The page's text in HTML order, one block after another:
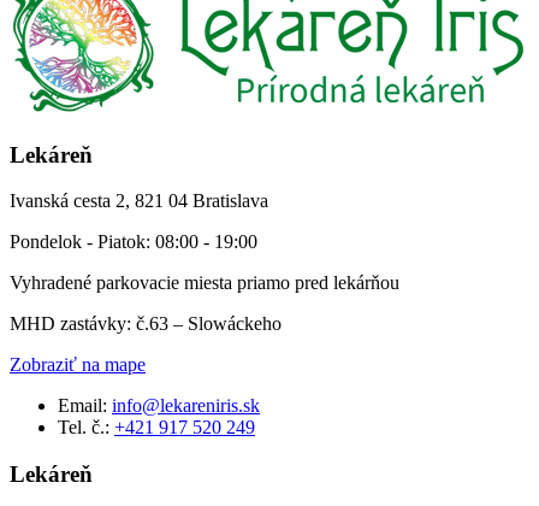
Lekáreň
Ivanská cesta 2, 821 04 Bratislava
Pondelok - Piatok: 08:00 - 19:00
Vyhradené parkovacie miesta priamo pred lekárňou
MHD zastávky: č.63 – Slowáckeho
Zobraziť na mape
Email: info@lekareniris.sk
Tel. č.: +421 917 520 249
Lekáreň